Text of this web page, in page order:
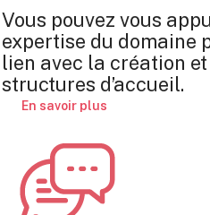
Vous pouvez vous
expertise du domaine
lien avec la création
structures d’accueil.
En savoir plus